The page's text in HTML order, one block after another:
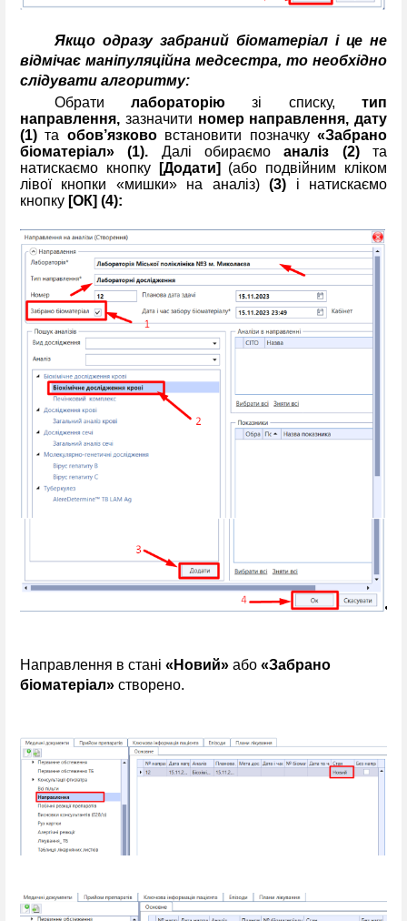
Якщо одразу забраний біоматеріал і це не
відмічає маніпуляційна медсестра, то необхідно
слідувати алгоритму:
Обратилабораторіюзі списку,тип
направлення, зазначити номер направлення, дату
(1) та обов’язково встановити позначку«Забрано
біоматеріал» (1). Далі обираємоаналіз (2)та
натискаємо кнопку
[Додати] (або подвійним кліком
лівої кнопки «мишки» на аналіз)(3) і натискаємо
кнопку [ОК] (4):
Направлення в стані «Новий» або «Забрано
біоматеріал» створено.